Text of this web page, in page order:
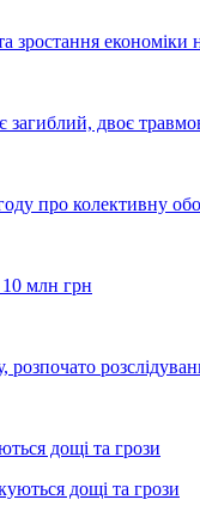
зростання економіки
двоє
про колективну
10 млн грн
дощі та грози